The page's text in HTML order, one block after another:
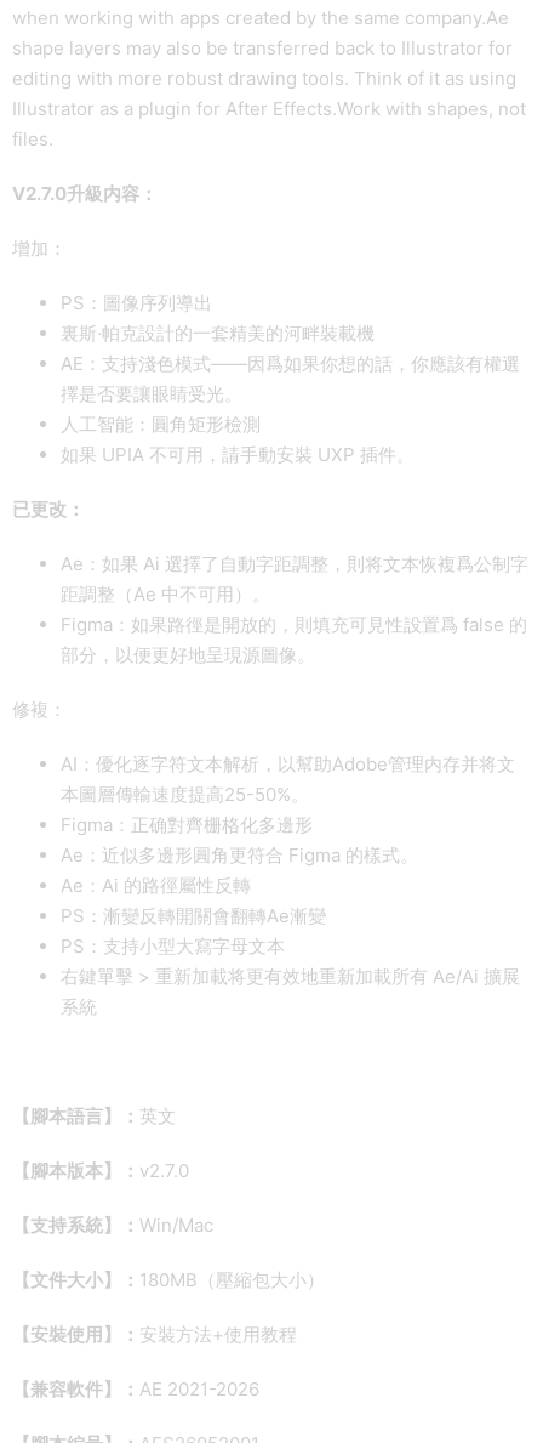
when working with apps created by the same company.Ae
shape layers may also be transferred back to Illustrator for
editing with more robust drawing tools. Think of it as using
Illustrator as a plugin for After Effects.Work with shapes, not
files.
V2.7.0升級内容：
增加：
PS：圖像序列導出
裏斯·帕克設計的一套精美的河畔裝載機
AE：支持淺色模式——因爲如果你想的話，你應該有權選
擇是否要讓眼睛受光。
人工智能：圓角矩形檢測
如果 UPIA 不可用，請手動安裝 UXP 插件。
已更改：
Ae：如果 Ai 選擇了自動字距調整，則将文本恢複爲公制字
距調整（Ae 中不可用）。
Figma：如果路徑是開放的，則填充可見性設置爲 false 的
部分，以便更好地呈現源圖像。
修複：
AI：優化逐字符文本解析，以幫助Adobe管理内存并将文
本圖層傳輸速度提高25-50%。
Figma：正确對齊栅格化多邊形
Ae：近似多邊形圓角更符合 Figma 的樣式。
Ae：Ai 的路徑屬性反轉
PS：漸變反轉開關會翻轉Ae漸變
PS：支持小型大寫字母文本
右鍵單擊 > 重新加載将更有效地重新加載所有 Ae/Ai 擴展
系統
【腳本語言】： 英文
【腳本版本】： v2.7.0
【支持系統】： Win/Mac
【文件大小】： 180MB（壓縮包大小）
【安裝使用】： 安裝方法+使用教程
【兼容軟件】： AE 2021-2026